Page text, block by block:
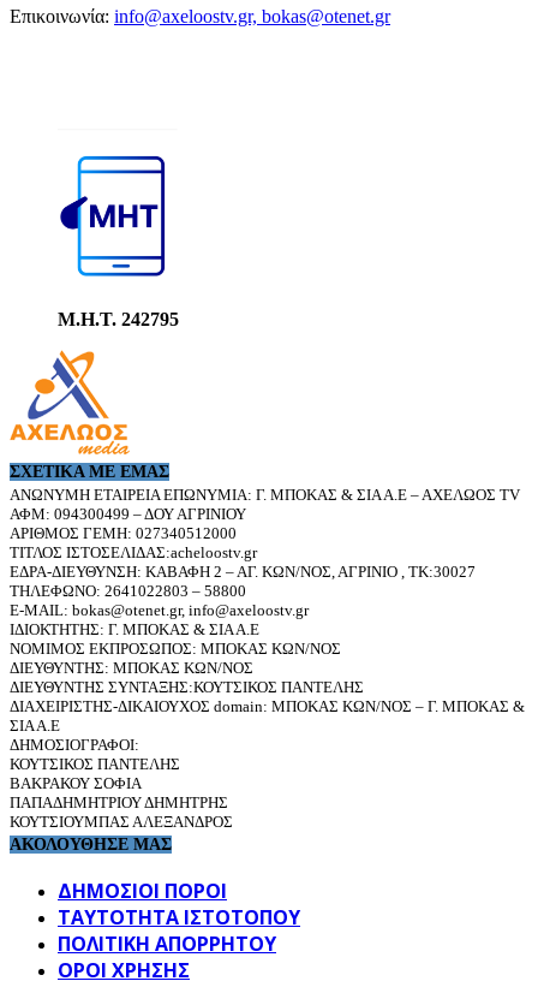
Επικοινωνία: info@axeloostv.gr, bokas@otenet.gr
Μ.Η.Τ. 242795
ΣΧΕΤΙΚΆ ΜΕ ΕΜΆΣ
ΑΝΩΝΥΜΗ ΕΤΑΙΡΕΙΑ ΕΠΩΝΥΜΙΑ: Γ. ΜΠΟΚΑΣ & ΣΙΑ Α.Ε – ΑΧΕΛΩΟΣ TV
ΑΦΜ: 094300499 – ΔΟΥ ΑΓΡΙΝΙΟΥ
ΑΡΙΘΜΟΣ ΓΕΜΗ: 027340512000
ΤΙΤΛΟΣ ΙΣΤΟΣΕΛΙΔΑΣ:acheloostv.gr
ΕΔΡΑ-ΔΙΕΥΘΥΝΣΗ: ΚΑΒΑΦΗ 2 – ΑΓ. ΚΩΝ/ΝΟΣ, ΑΓΡΙΝΙΟ , ΤΚ:30027
ΤΗΛΕΦΩΝΟ: 2641022803 – 58800
E-MAIL: bokas@otenet.gr, info@axeloostv.gr
ΙΔΙΟΚΤΗΤΗΣ: Γ. ΜΠΟΚΑΣ & ΣΙΑ Α.Ε
ΝΟΜΙΜΟΣ ΕΚΠΡΟΣΩΠΟΣ: ΜΠΟΚΑΣ ΚΩΝ/ΝΟΣ
ΔΙΕΥΘΥΝΤΗΣ: ΜΠΟΚΑΣ ΚΩΝ/ΝΟΣ
ΔΙΕΥΘΥΝΤΗΣ ΣΥΝΤΑΞΗΣ:ΚΟΥΤΣΙΚΟΣ ΠΑΝΤΕΛΗΣ
ΔΙΑΧΕΙΡΙΣΤΗΣ-ΔΙΚΑΙΟΥΧΟΣ domain: ΜΠΟΚΑΣ ΚΩΝ/ΝΟΣ – Γ. ΜΠΟΚΑΣ &
ΣΙΑ Α.Ε
ΔΗΜΟΣΙΟΓΡΑΦΟΙ:
ΚΟΥΤΣΙΚΟΣ ΠΑΝΤΕΛΗΣ
ΒΑΚΡΑΚΟΥ ΣΟΦΙΑ
ΠΑΠΑΔΗΜΗΤΡΙΟΥ ΔΗΜΗΤΡΗΣ
ΚΟΥΤΣΙΟΥΜΠΑΣ ΑΛΕΞΑΝΔΡΟΣ
ΑΚΟΛΟΥΘΗΣΕ ΜΑΣ
ΔΗΜΟΣΙΟΙ ΠΟΡΟΙ
ΤΑΥΤΌΤΗΤΑ ΙΣΤΌΤΟΠΟΥ
ΠΟΛΙΤΙΚΉ ΑΠΟΡΡΉΤΟΥ
ΌΡΟΙ ΧΡΉΣΗΣ